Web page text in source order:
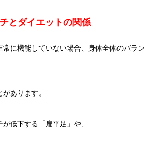
とダイエットの関係
常に機能していない場合、身体全体のバラン
あります。
低下する「扁平足」や、